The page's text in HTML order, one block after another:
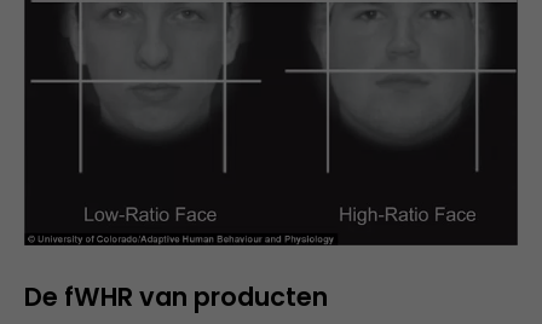
De fWHR van producten